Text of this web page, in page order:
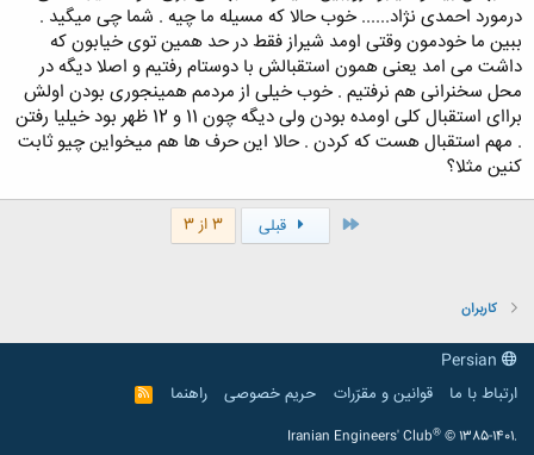
درمورد احمدی نژاد...... خوب حالا که مسیله ما چیه . شما چی میگید .
ببین ما خودمون وقتی اومد شیراز فقط در حد همین توی خیابون که
داشت می امد یعنی همون استقبالش با دوستام رفتیم و اصلا دیگه در
محل سخنرانی هم نرفتیم . خوب خیلی از مردمم همینجوری بودن اولش
براای استقبال کلی اومده بودن ولی دیگه چون 11 و 12 ظهر بود خیلیا رفتن
. مهم استقبال هست که کردن . حالا این حرف ها هم میخواین چیو ثابت
کنین مثلا؟
اول قبلی 3 از 3
کاربران
ارتباط با ما
قوانین و مقرّرات حریم خصوصی راهنما
R
S
Iranian Engineers' Club® © 1385-1401.